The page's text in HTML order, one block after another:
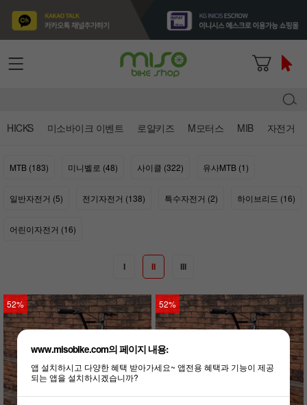
HICKS 미소바이크 이벤트 로얄키즈 M모터스 MIB 자전거
MTB (183) 미니벨로 (48) 사이클 (322) 유사MTB (1)
일반자전거 (5) 전기자전거 (138) 특수자전거 (2) 하이브리드 (16)
어린이자전거 (16)
I II III
52% 52%
www.misobike.com의 페이지 내용:
앱 설치하시고 다양한 혜택 받아가세요~ 앱전용 혜택과 기능이 제공
되는 앱을 설치하시겠습니까?